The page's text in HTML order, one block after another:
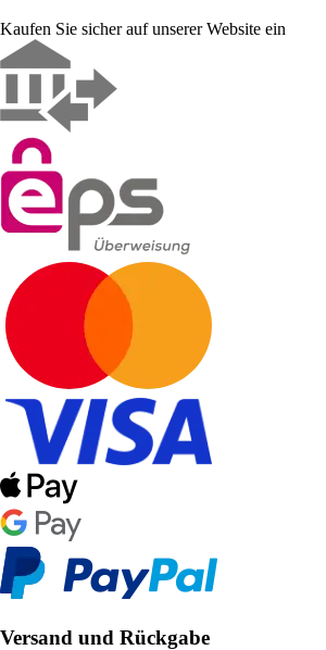
Kaufen Sie sicher auf unserer Website ein
Versand und Rückgabe